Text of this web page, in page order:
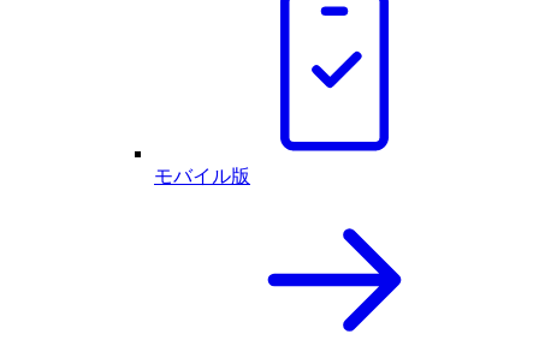
モバイル版